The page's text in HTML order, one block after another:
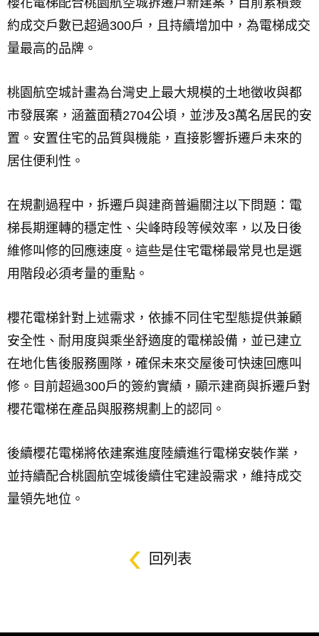
櫻花電梯配合桃園航空城拆遷戶新建案，目前累積簽
約成交戶數已超過300戶，且持續增加中，為電梯成交
量最高的品牌。
桃園航空城計畫為台灣史上最大規模的土地徵收與都
市發展案，涵蓋面積2704公頃，並涉及3萬名居民的安
置。安置住宅的品質與機能，直接影響拆遷戶未來的
居住便利性。
在規劃過程中，拆遷戶與建商普遍關注以下問題：電
梯長期運轉的穩定性、尖峰時段等候效率，以及日後
維修叫修的回應速度。這些是住宅電梯最常見也是選
用階段必須考量的重點。
櫻花電梯針對上述需求，依據不同住宅型態提供兼顧
安全性、耐用度與乘坐舒適度的電梯設備，並已建立
在地化售後服務團隊，確保未來交屋後可快速回應叫
修。目前超過300戶的簽約實績，顯示建商與拆遷戶對
櫻花電梯在產品與服務規劃上的認同。
後續櫻花電梯將依建案進度陸續進行電梯安裝作業，
並持續配合桃園航空城後續住宅建設需求，維持成交
量領先地位。
回列表